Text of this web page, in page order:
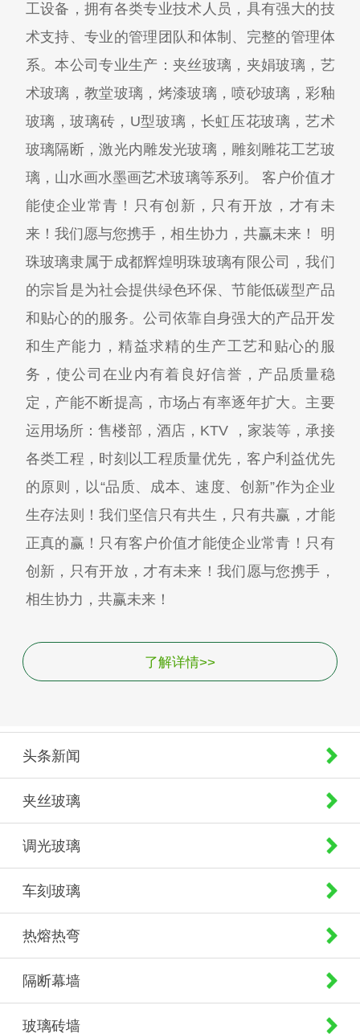
工设备，拥有各类专业技术人员，具有强大的技
术支持、专业的管理团队和体制、完整的管理体
系。本公司专业生产：夹丝玻璃，夹娟玻璃，艺
术玻璃，教堂玻璃，烤漆玻璃，喷砂玻璃，彩釉
玻璃，玻璃砖，U型玻璃，长虹压花玻璃，艺术
玻璃隔断，激光内雕发光玻璃，雕刻雕花工艺玻
璃，山水画水墨画艺术玻璃等系列。 客户价值才
能使企业常青！只有创新，只有开放，才有未
来！我们愿与您携手，相生协力，共赢未来！ 明
珠玻璃隶属于成都辉煌明珠玻璃有限公司，我们
的宗旨是为社会提供绿色环保、节能低碳型产品
和贴心的的服务。公司依靠自身强大的产品开发
和生产能力，精益求精的生产工艺和贴心的服
务，使公司在业内有着良好信誉，产品质量稳
定，产能不断提高，市场占有率逐年扩大。主要
运用场所：售楼部，酒店，KTV ，家装等，承接
各类工程，时刻以工程质量优先，客户利益优先
的原则，以“品质、成本、速度、创新”作为企业
生存法则！我们坚信只有共生，只有共赢，才能
正真的赢！只有客户价值才能使企业常青！只有
创新，只有开放，才有未来！我们愿与您携手，
相生协力，共赢未来！
了解详情>>
头条新闻
夹丝玻璃
调光玻璃
车刻玻璃
热熔热弯
隔断幕墙
玻璃砖墙